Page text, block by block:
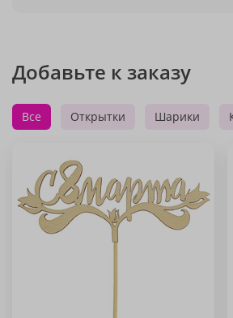
Добавьте к заказу
Все Открытки Шарики